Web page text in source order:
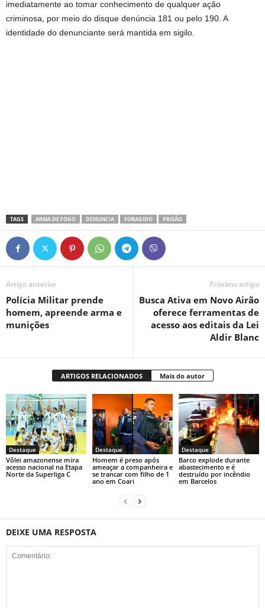
imediatamente ao tomar conhecimento de qualquer ação
criminosa, por meio do disque denúncia 181 ou pelo 190. A
identidade do denunciante será mantida em sigilo.
TAGS ARMA DE FOGO DENUNCIA FORAGIDO PRISÃO
Artigo anterior
Polícia Militar prende
homem, apreende arma e
munições
Próximo artigo
Busca Ativa em Novo Airão
oferece ferramentas de
acesso aos editais da Lei
Aldir Blanc
ARTIGOS RELACIONADOS Mais do autor
Destaque
Vôlei amazonense mira
acesso nacional na Etapa
Norte da Superliga C
Destaque
Homem é preso após
ameaçar a companheira e
se trancar com filho de 1
ano em Coari
Destaque
Barco explode durante
abastecimento e é
destruído por incêndio
em Barcelos
DEIXE UMA RESPOSTA